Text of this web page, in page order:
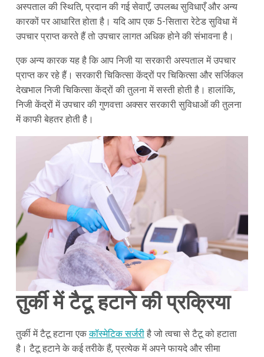
अस्पताल की स्थिति, प्रदान की गई सेवाएँ, उपलब्ध सुविधाएँ और अन्य
कारकों पर आधारित होता है। यदि आप एक 5-सितारा रेटेड सुविधा में
उपचार प्राप्त करते हैं तो उपचार लागत अधिक होने की संभावना है।
एक अन्य कारक यह है कि आप निजी या सरकारी अस्पताल में उपचार
प्राप्त कर रहे हैं। सरकारी चिकित्सा केंद्रों पर चिकित्सा और सर्जिकल
देखभाल निजी चिकित्सा केंद्रों की तुलना में सस्ती होती है। हालांकि,
निजी केंद्रों में उपचार की गुणवत्ता अक्सर सरकारी सुविधाओं की तुलना
में काफी बेहतर होती है।
तुर्की में टैटू हटाने की प्रक्रिया
तुर्की में टैटू हटाना एककॉस्मेटिक सर्जरीहै जो त्वचा से टैटू को हटाता
है। टैटू हटाने के कई तरीके हैं, प्रत्येक में अपने फायदे और सीमा